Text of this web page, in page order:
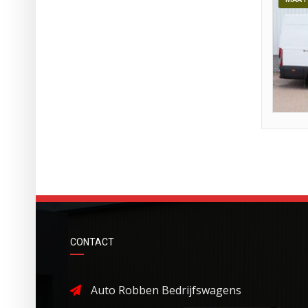
CONTACT
Auto Robben Bedrijfswagens